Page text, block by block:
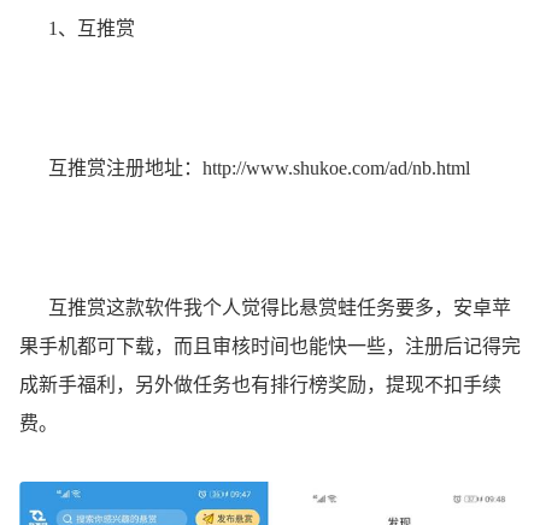
1、互推赏
互推赏注册地址： http://www.shukoe.com/ad/nb.html
互推赏这款软件我个人觉得比悬赏蛙任务要多，安卓苹
果手机都可下载，而且审核时间也能快一些，注册后记得完
成新手福利，另外做任务也有排行榜奖励，提现不扣手续
费。